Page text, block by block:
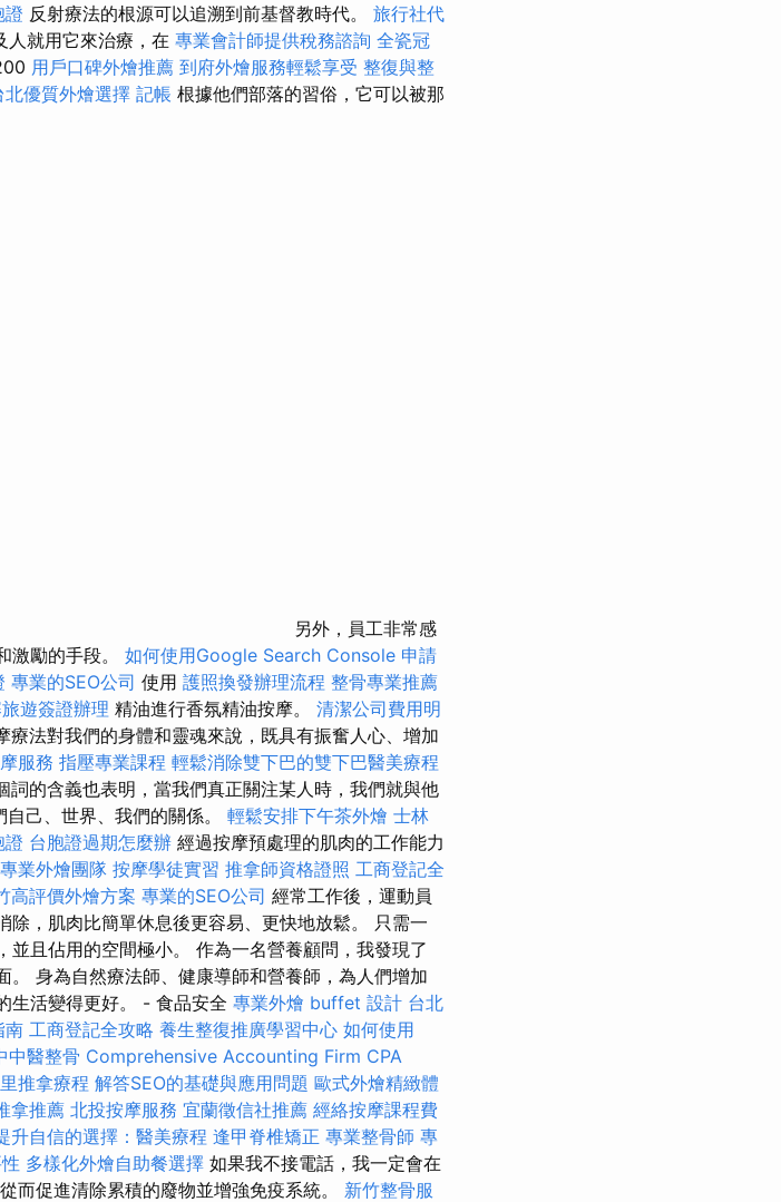
證 反射療法的根源可以追溯到前基督教時代。 旅行社代
人就用它來治療，在 專業會計師提供稅務諮詢 全瓷冠
用戶口碑外燴推薦 到府外燴服務輕鬆享受 整復與整
北優質外燴選擇 記帳 根據他們部落的習俗，它可以被那
另外，員工非常感
激勵的手段。 如何使用Google Search Console 申請
專業的SEO公司 使用 護照換發辦理流程 整骨專業推薦
遊簽證辦理 精油進行香氛精油按摩。 清潔公司費用明
療法對我們的身體和靈魂來說，既具有振奮人心、增加
服務 指壓專業課程 輕鬆消除雙下巴的雙下巴醫美療程
詞的含義也表明，當我們真正關注某人時，我們就與他
己、世界、我們的關係。 輕鬆安排下午茶外燴 士林
證 台胞證過期怎麼辦 經過按摩預處理的肌肉的工作能力
業外燴團隊 按摩學徒實習 推拿師資格證照 工商登記全
高評價外燴方案 專業的SEO公司 經常工作後，運動員
，肌肉比簡單休息後更容易、更快地放鬆。 只需一
且佔用的空間極小。 作為一名營養顧問，我發現了
。 身為自然療法師、健康導師和營養師，為人們增加
生活變得更好。 - 食品安全 專業外燴 buffet 設計 台北
南 工商登記全攻略 養生整復推廣學習中心 如何使用
中醫整骨 Comprehensive Accounting Firm CPA
推拿療程 解答SEO的基礎與應用問題 歐式外燴精緻體
拿推薦 北投按摩服務 宜蘭徵信社推薦 經絡按摩課程費
升自信的選擇：醫美療程 逢甲脊椎矯正 專業整骨師 專
多樣化外燴自助餐選擇 如果我不接電話，我一定會在
而促進清除累積的廢物並增強免疫系統。 新竹整骨服